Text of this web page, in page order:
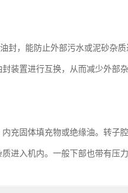
封，能防止外部污水或泥砂杂
装置进行互换，从而减少外部
充固体填充物或绝缘油。转子
进入机内。一般下部也带有压